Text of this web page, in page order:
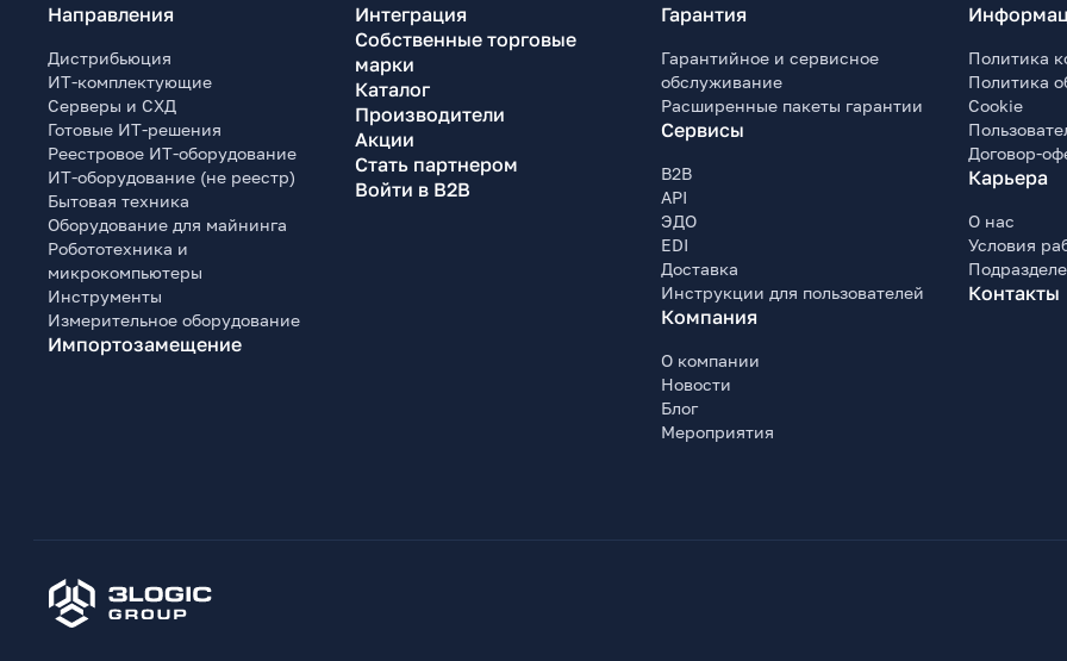
Направления
Дистрибьюция
ИТ-комплектующие
Серверы и СХД
Готовые ИТ-решения
Реестровое ИТ-оборудование
ИТ-оборудование (не реестр)
Бытовая техника
Оборудование для майнинга
Робототехника и
микрокомпьютеры
Инструменты
Измерительное оборудование
Импортозамещение
Интеграция
Собственные торговые
марки
Каталог
Производители
Акции
Стать партнером
Войти в B2B
Гарантия
Гарантийное и сервисное
обслуживание
Расширенные пакеты гарантии
Сервисы
B2B
API
ЭДО
EDI
Доставка
Инструкции для пользователей
Компания
О компании
Новости
Блог
Мероприятия
Политика
Политика
Cookie
Договор-
Карьера
О нас
Условия
Контакты